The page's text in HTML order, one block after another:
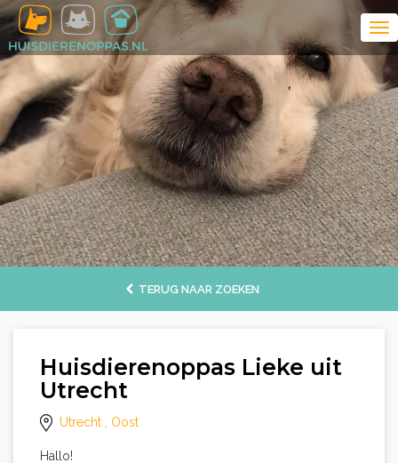
TERUG NAAR ZOEKEN
Huisdierenoppas Lieke uit
Utrecht
Utrecht , Oost
Hallo!